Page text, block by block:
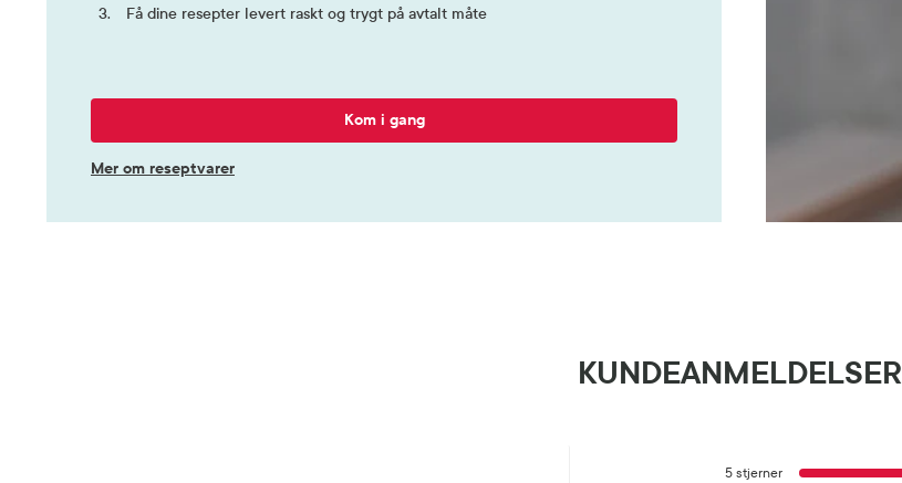
Få dine resepter levert raskt og trygt på avtalt måte
Kom i gang
Mer om reseptvarer
KUNDEANMELDELSER
5 stjerner